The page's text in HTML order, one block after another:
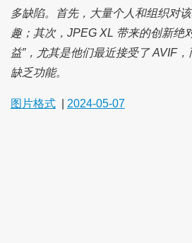
多缺陷。首先，大量个人和组织对
趣；其次，JPEG XL 带来的创新绝
益”，尤其是他们最近接受了 AVIF
缺乏功能。
图片格式 2024-05-07